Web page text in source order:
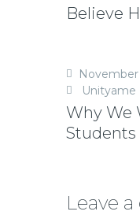
Believe
November
Unityame
Why We
Students
Leave